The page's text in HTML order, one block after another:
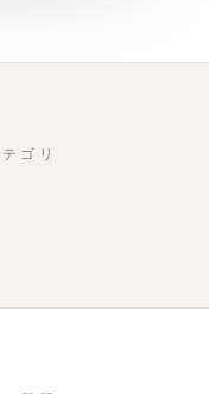
ゴリ